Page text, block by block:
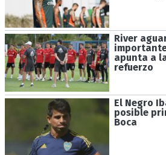
River
apunta a
refuerzo
El Negro
posible
Boca